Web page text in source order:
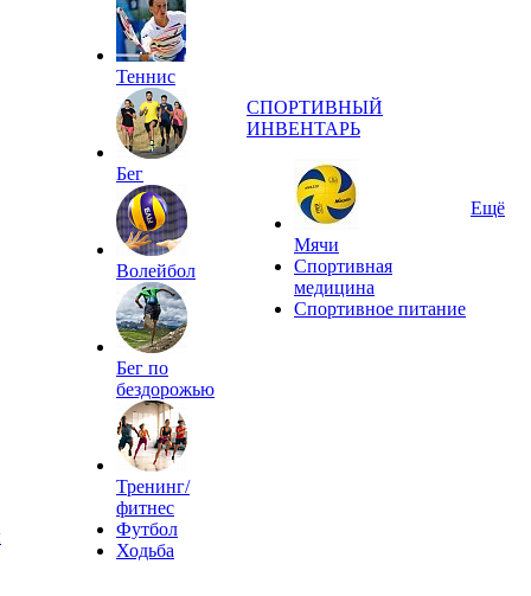
Теннис
Бег
Волейбол
Бег по
бездорожью
Тренинг/
фитнес
Футбол
Ходьба
СПОРТИВНЫЙ
ИНВЕНТАРЬ
Мячи
Спортивная
медицина
Спортивное питание
Ещё